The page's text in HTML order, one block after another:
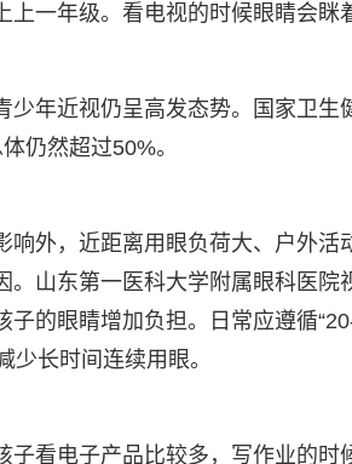
上一年级。看电视的时候眼睛会眯
少年近视仍呈高发态势。国家卫
仍然超过50%。
响外，近距离用眼负荷大、户外
。山东第一医科大学附属眼科医
子的眼睛增加负担。日常应遵循
少长时间连续用眼。
子看电子产品比较多，写作业的